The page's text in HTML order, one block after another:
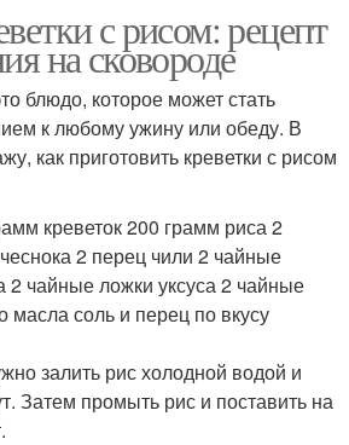
с рисом: рецепт
на сковороде
блюдо, которое может стать
к любому ужину или обеду. В
как приготовить креветки с рисом
креветок 200 грамм риса 2
2 перец чили 2 чайные
2 чайные ложки уксуса 2 чайные
масла соль и перец по вкусу
залить рис холодной водой и
Затем промыть рис и поставить на